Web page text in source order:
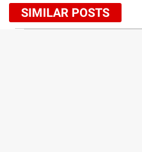
SIMILAR POSTS